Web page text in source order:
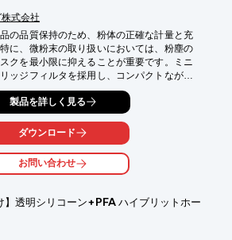
式会社
の品質保持のため、粉体の正確な計量と充
に、微粉末の取り扱いにおいては、粉塵の
クを最小限に抑えることが重要です。ミニ
ッジフィルタを採用し、コンパクトながら
。粉塵対策を施し、クリーンな環境での充
す。
ペール缶、フレコンバッグからの取り出し
解槽への粉体供給
ーズな粉体供給
低減
製品を詳しく見る
ダウンロード
お問い合わせ
】透明シリコーン+PFA ハイブリットホー